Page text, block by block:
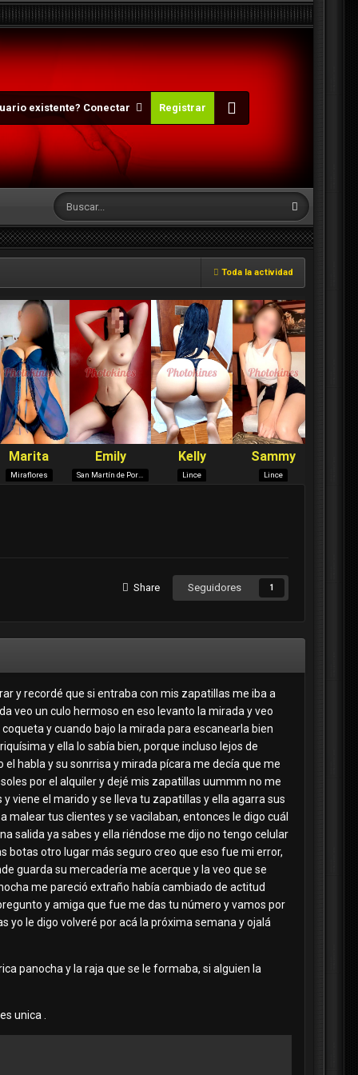
existente? Conectar Registrar
Toda la actividad
Share Seguidores 1
y recordé que si entraba con mis zapatillas me iba a
veo un culo hermoso en eso levanto la mirada y veo
y cuando bajo la mirada para escanearla bien
y ella lo sabía bien, porque incluso lejos de
habla y su sonrrisa y mirada pícara me decía que me
por el alquiler y dejé mis zapatillas uummm no me
viene el marido y se lleva tu zapatillas y ella agarra sus
malear tus clientes y se vacilaban, entonces le digo cuál
salida ya sabes y ella riéndose me dijo no tengo celular
botas otro lugar más seguro creo que eso fue mi error,
guarda su mercadería me acerque y la veo que se
me pareció extraño había cambiado de actitud
y amiga que fue me das tu número y vamos por
yo le digo volveré por acá la próxima semana y ojalá
panocha y la raja que se le formaba, si alguien la
unica .